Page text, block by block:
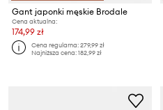
Gant japonki męskie Brodale
Cena aktualna:
174,99 zł
Cena regularna:279,99 zł
Najniższa cena:182,99 zł